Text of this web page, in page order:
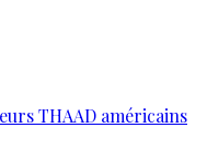
THAAD américains